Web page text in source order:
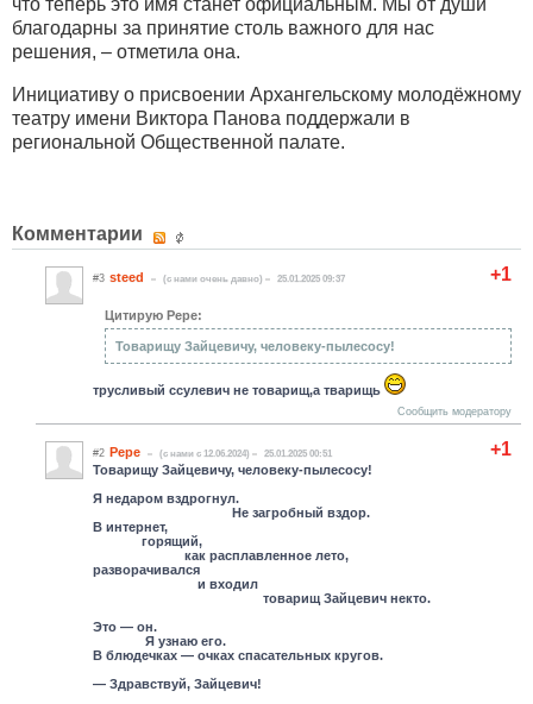
благодарны за принятие столь важного для нас
решения, – отметила она.
Инициативу о присвоении Архангельскому молодёжному
театру имени Виктора Панова поддержали в
региональной Общественной палате.
Комментарии
+1
#3 steed (c нами очень давно) 25.01.2025 09:37
Цитирую Pepe:
Товарищу Зайцевичу, человеку-пылесосу!
трусливый ссулевич не товарищ,а тварищь
Сообщить модератору
+1
#2 Pepe (c нами с 12.06.2024) 25.01.2025 00:51
Товарищу Зайцевичу, человеку-пылесосу!
Я недаром вздрогнул.
Не загробный вздор.
В интернет,
горящий,
как расплавленное лето,
разворачивался
и входил
товарищ Зайцевич некто.
Это — он.
Я узнаю его.
В блюдечках — очках спасательных кругов.
— Здравствуй, Зайцевич!